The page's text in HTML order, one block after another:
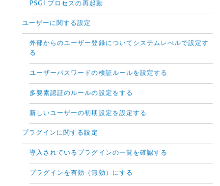
PSGI プロセスの再起動
ユーザーに関する設定
外部からのユーザー登録についてシステムレべルで設定す
る
ユーザーパスワードの検証ルールを設定する
多要素認証のルールの設定をする
新しいユーザーの初期設定を設定する
プラグインに関する設定
導入されているプラグインの一覧を確認する
プラグインを有効（無効）にする